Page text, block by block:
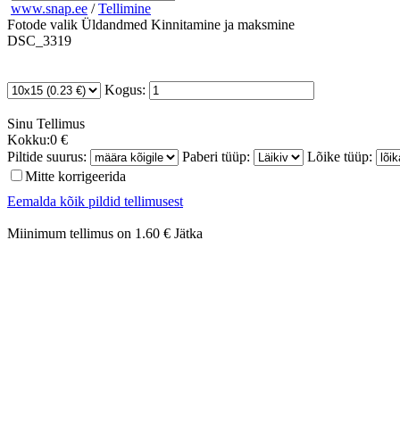
www.snap.ee / Tellimine
Fotode valik Üldandmed Kinnitamine ja maksmine
DSC_3319
Kogus:
Sinu Tellimus
Kokku:0 €
Piltide suurus:
Paberi tüüp:
Lõike tüüp:
Mitte korrigeerida
Eemalda kõik pildid tellimusest
Miinimum tellimus on 1.60 € Jätka